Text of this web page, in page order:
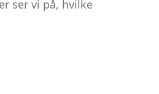
ser vi på, hvilke